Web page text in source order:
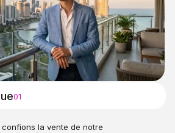
01
la vente de notre